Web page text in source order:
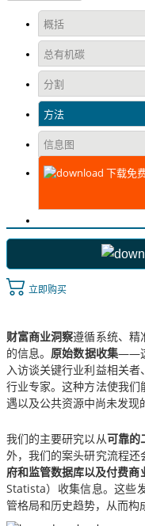
概括
总有机碳
分割
方法
信息图
下载免
立即购买
财富商业洞察遵循系统、精
的信息。 原始数据收集——
入访谈关键行业利益相关
行业专家。这种方法使我
遇以及公共资源中尚未发现
我们的主要研究以从可靠的
外，我们的案头研究流程还
府和监管数据库以及付费商
Statista）收集信息。这些
管格局和历史趋势，从而构